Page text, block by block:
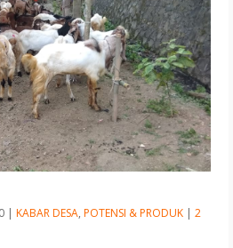
| KABAR DESA, POTENSI & PRODUK | 2